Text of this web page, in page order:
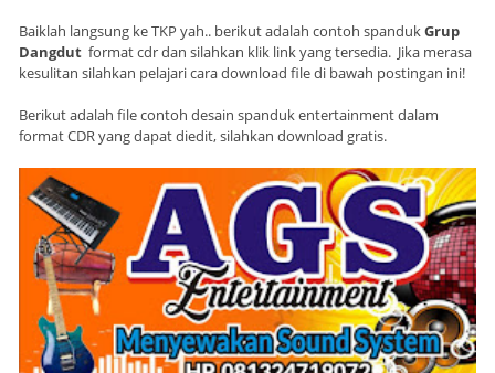
Baiklah langsung ke TKP yah.. berikut adalah contoh spandukGrup
Dangdut format cdr dan silahkan klik link yang tersedia. Jika merasa
kesulitan silahkan pelajari cara download file di bawah postingan ini!
Berikut adalah file contoh desain spanduk entertainment dalam
format CDR yang dapat diedit, silahkan download gratis.